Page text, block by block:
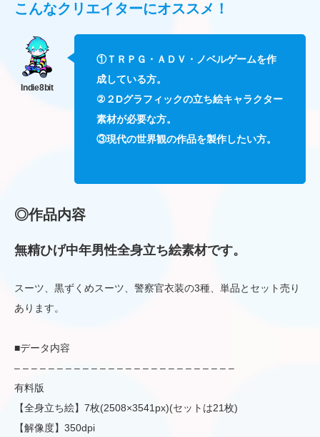
こんなクリエイターにオススメ！
①ＴＲＰＧ・ＡＤＶ・ノベルゲームを作
成している方。
②２Dグラフィックの立ち絵キャラクター
素材が必要な方。
③現代の世界観の作品を製作したい方。
◎作品内容
無精ひげ中年男性全身立ち絵素材です。
スーツ、黒ずくめスーツ、警察官衣装の3種、単品とセット売り
あります。
■データ内容
– – – – – – – – – – – – – – – – – – – – – – – – – –
有料版
【全身立ち絵】7枚(2508×3541px)(セットは21枚)
【解像度】350dpi